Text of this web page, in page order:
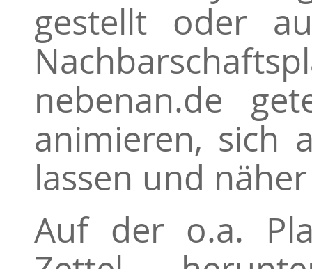
gestellt oder
nebenan.de
animieren, sich
lassen und
Auf der o.a.